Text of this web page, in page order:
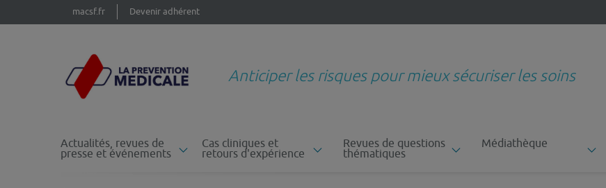
macsf.fr Devenir adhérent
Anticiper les risques pour mieux sécuriser les soins
Actualités, revues de
presse et événements
Cas cliniques et
retours d'expérience
Revues de questions
thématiques
Médiathèque